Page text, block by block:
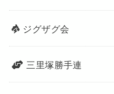
ジグザグ会
三里塚勝手連